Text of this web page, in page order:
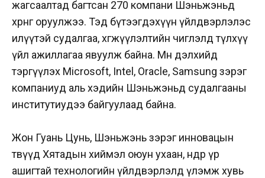
жагсаалтад багтсан 270 компани Шэньжэньд
хөрөнгө оруулжээ. Тэд бүтээгдэхүүн үйлдвэрлэлэс
илүүтэй судалгаа, хөгжүүлэлтийн чиглэлд түлхүү
үйл ажиллагаа явуулж байна. Мөн дэлхийд
тэргүүлэх Microsoft, Intel, Oracle, Samsung зэрэг
компаниуд аль хэдийн Шэньжэньд судалгааны
институтиудээ байгуулаад байна.
Жон Гуань Цунь, Шэньжэнь зэрэг инновацын
төвүүд Хятадын хиймэл оюун ухаан, өндөр үр
ашигтай технологийн үйлдвэрлэлд үлэмж хувь